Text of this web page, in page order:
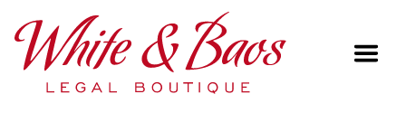
Main Navigation